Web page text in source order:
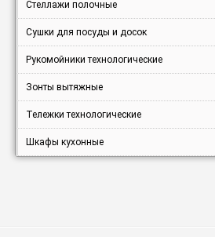
Стеллажи полочные
Сушки для посуды и досок
Рукомойники технологические
Зонты вытяжные
Тележки технологические
Шкафы кухонные